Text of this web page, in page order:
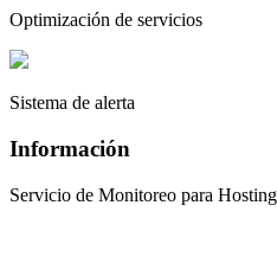
Optimización de servicios
Sistema de alerta
Información
Servicio de Monitoreo para